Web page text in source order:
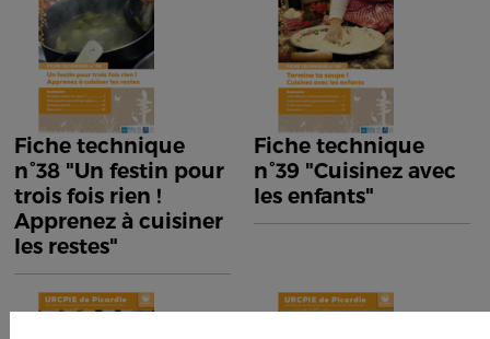
Fiche technique
n°38 "Un festin pour
trois fois rien !
Apprenez à cuisiner
les restes"
Fiche technique
n°39 "Cuisinez avec
les enfants"